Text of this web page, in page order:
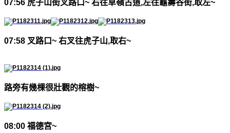
07:56 虎子山街叉路口~ 右往草嶺古道,左往龜壽谷街,取左~
07:58 叉路口~ 右叉往虎子山,取右~
路旁有幾棵很壯觀的榕樹~
08:00 福德宮~